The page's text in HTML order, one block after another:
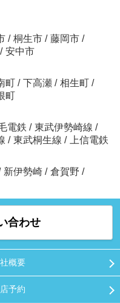
/ 桐生市 / 藤岡市 /
/ 安中市
町 / 下高瀬 / 相生町 /
町
電鉄 / 東武伊勢崎線 /
/ 東武桐生線 /
上信電鉄
新伊勢崎 / 倉賀野 /
合わせ
概要
予約